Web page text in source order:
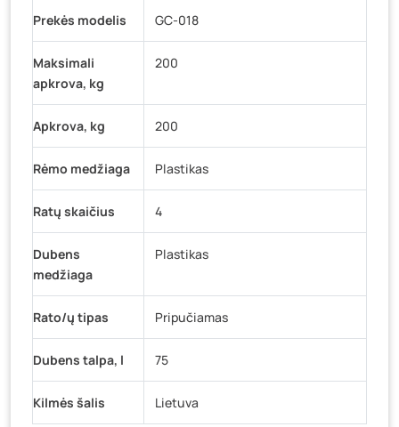
Prekės modelis GC-018
Maksimali
apkrova, kg
200
Apkrova, kg 200
Rėmo medžiaga Plastikas
Ratų skaičius 4
Dubens
medžiaga
Plastikas
Rato/ų tipas Pripučiamas
Dubens talpa, l 75
Kilmės šalis Lietuva